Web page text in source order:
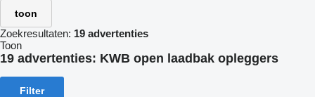
toon
Zoekresultaten: 19 advertenties
Toon
19 advertenties: KWB open laadbak opleggers
Filter